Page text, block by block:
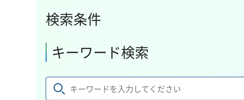
検索条件
キーワード検索